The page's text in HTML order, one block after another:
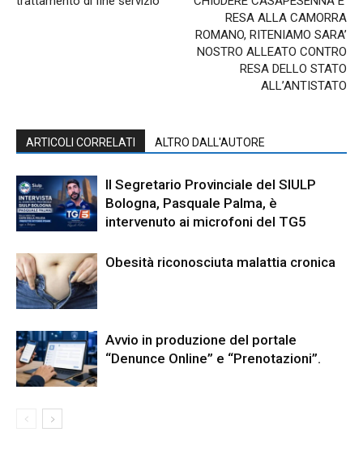
RESA ALLA CAMORRA
ROMANO, RITENIAMO SARA’
NOSTRO ALLEATO CONTRO
RESA DELLO STATO
ALL’ANTISTATO
ARTICOLI CORRELATI ALTRO DALL'AUTORE
Il Segretario Provinciale del SIULP
Bologna, Pasquale Palma, è
intervenuto ai microfoni del TG5
Obesità riconosciuta malattia cronica
Avvio in produzione del portale
“Denunce Online” e “Prenotazioni”.